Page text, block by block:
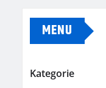
MENU
Kategorie